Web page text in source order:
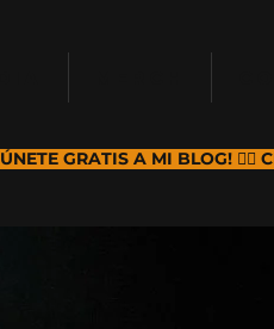
ÚNETE GRATIS A MI BLOG! 👉🏻